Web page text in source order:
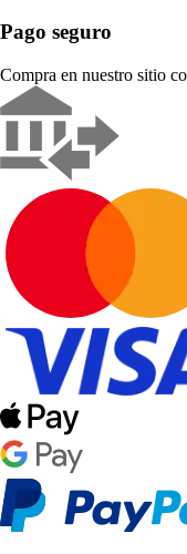
Pago seguro
Compra en nuestro sitio